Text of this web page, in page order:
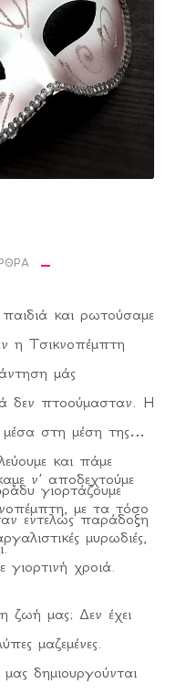
και ρωτούσαμε
η Τσικνοπέμπτη
μάς
δεν πτοούμασταν. Η
στη μέση της
και πάμε
γιορτάζουμε
εντελώς παράδοξη
ν’ αποδεχτούμε
με τα τόσο
μυρωδιές,
γιορτινή χροιά.
ζωή μας; Δεν έχει
μαζεμένες.
δημιουργούνται